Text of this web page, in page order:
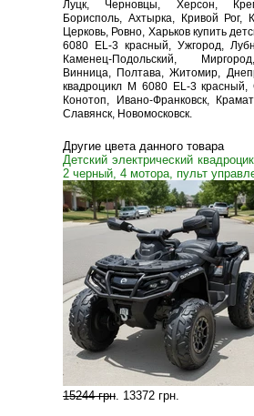
Луцк, Черновцы, Херсон,
Борисполь, Ахтырка, Кривой Рог,
Церковь, Ровно, Харьков купить
6080 EL-3 красный, Ужгород,
Каменец-Подольский,
Винница, Полтава, Житомир,
квадроцикл M 6080 EL-3
Конотоп, Ивано-Франковск,
Славянск, Новомосковск.
Другие цвета данного товара
Детский электрический
2 черный, 4 мотора, пульт
15244 грн. 13372 грн.